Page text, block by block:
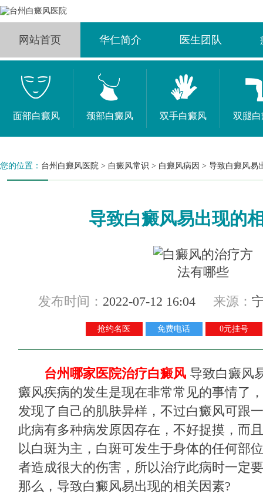
网站首页 华仁简介 医生团队
面部白癜风 颈部白癜风 双手白癜风 双腿
您的位置： 台州白癜风医院 > 白癜风常识 > 白癜风病因 > 导致白癜风易
导致白癜风易出现的
发布时间： 2022-07-12 16:04 来源：
抢约名医 免费电话 0元挂号
台州哪家医院治疗白癜风 导致白癜风
癜风疾病的发生是现在非常常见的事情了
发现了自己的肌肤异样，不过白癜风可跟
此病有多种病发原因存在，不好捉摸，而
以白斑为主，白斑可发生于身体的任何部
者造成很大的伤害，所以治疗此病时一定
那么，导致白癜风易出现的相关因素?